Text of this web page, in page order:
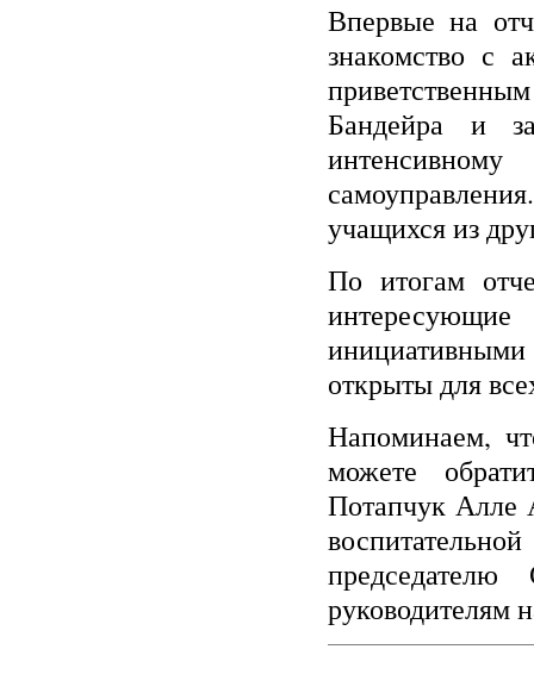
Впервые на
знакомство с
Бандейра и
учащихся из
По итогам
открыты для
Напоминаем,
можете
Потапчук Алле
руководителям